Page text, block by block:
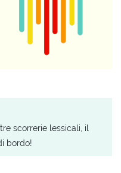
scorrerie lessicali, il
bordo!